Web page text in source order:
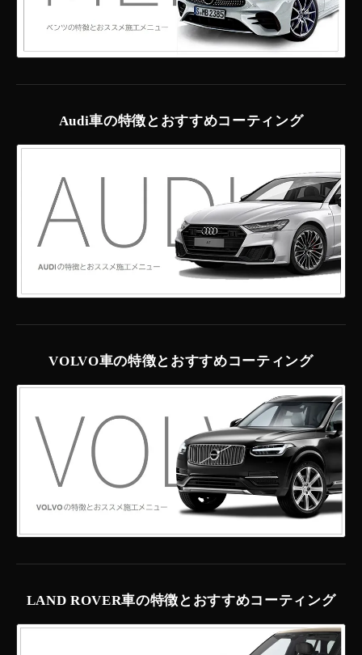
Audi車の特徴とおすすめコーティング
VOLVO車の特徴とおすすめコーティング
LAND ROVER車の特徴とおすすめコーティング